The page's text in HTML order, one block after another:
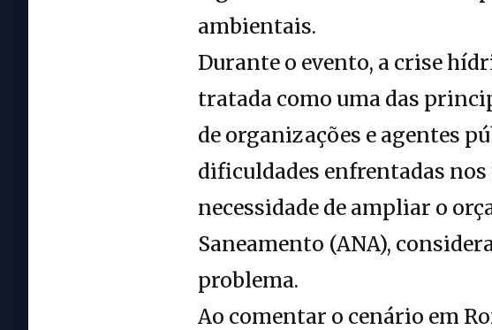
ambientais.
Durante o evento, a crise
tratada como uma das
de organizações e agentes
dificuldades enfrentadas
necessidade de ampliar o
Saneamento (ANA),
problema.
Ao comentar o cenário em